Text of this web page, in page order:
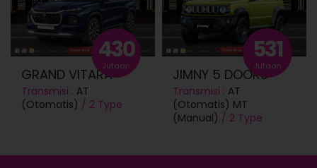
430
Jutaan
GRAND VITARA
Transmisi : AT
(Otomatis) / 2 Type
531
Jutaan
JIMNY 5 DOORS
Transmisi : AT
(Otomatis) MT
(Manual) / 2 Type